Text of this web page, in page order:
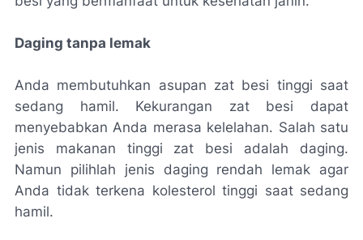
Daging tanpa lemak
Anda membutuhkan asupan zat besi tinggi saat
sedang hamil. Kekurangan zat besi dapat
menyebabkan Anda merasa kelelahan. Salah satu
jenis makanan tinggi zat besi adalah daging.
Namun pilihlah jenis daging rendah lemak agar
Anda tidak terkena kolesterol tinggi saat sedang
hamil.